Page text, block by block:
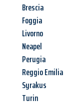
Brescia
Foggia
Livorno
Neapel
Perugia
Reggio Emilia
Syrakus
Turin